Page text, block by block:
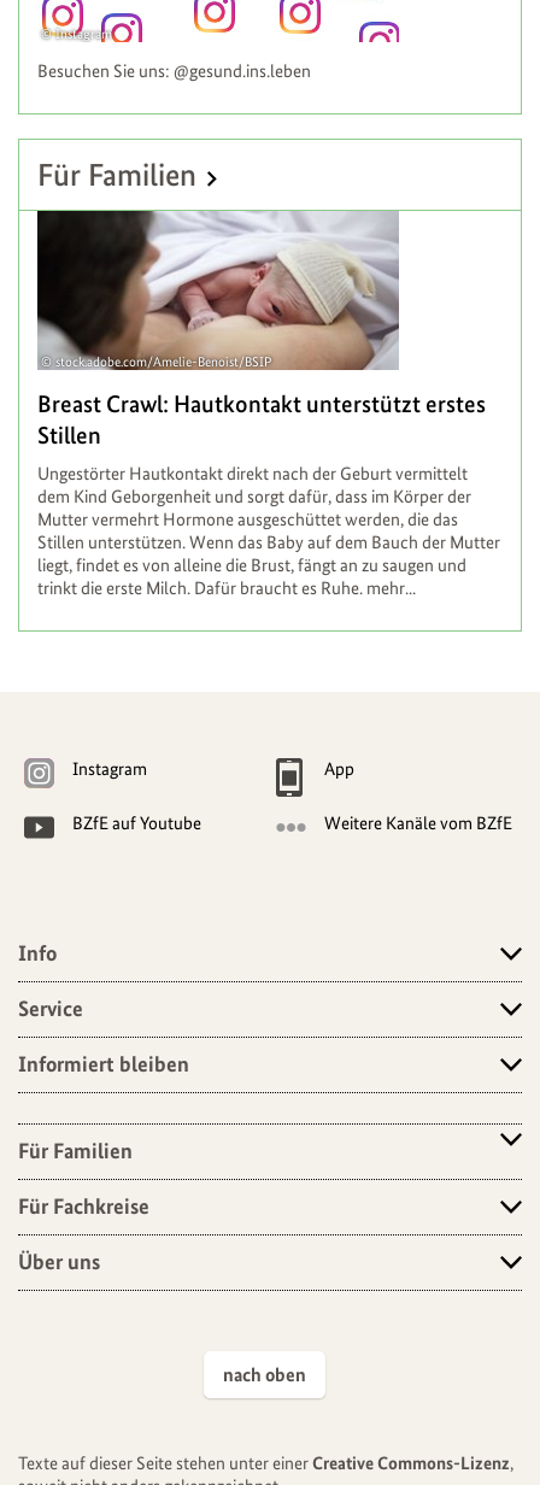
Instagram
Besuchen Sie uns: @gesund.ins.leben
Für Familien
stock.adobe.com/Amelie-Benoist/BSIP
Breast Crawl: Hautkontakt unterstützt erstes
Stillen
Ungestörter Hautkontakt direkt nach der Geburt vermittelt
dem Kind Geborgenheit und sorgt dafür, dass im Körper der
Mutter vermehrt Hormone ausgeschüttet werden, die das
Stillen unterstützen. Wenn das Baby auf dem Bauch der Mutter
liegt, findet es von alleine die Brust, fängt an zu saugen und
trinkt die erste Milch. Dafür braucht es Ruhe. mehr...
Navigationsmöglichkeiten
Instagram App
BZfE auf Youtube Weitere Kanäle vom BZfE
Angebote
Info
Service
Informiert bleiben
Für Familien
Für Fachkreise
Über uns
nach oben
Texte auf dieser Seite stehen unter einerCreative Commons-Lizenz,